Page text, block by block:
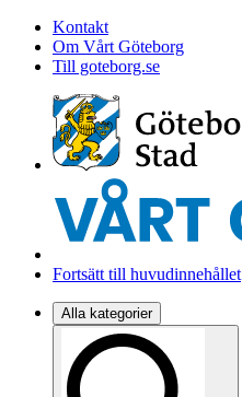
Kontakt
Om Vårt Göteborg
Till goteborg.se
Fortsätt till huvudinnehållet
Alla kategorier